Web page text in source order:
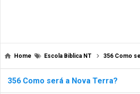
Home Escola Biblica NT 356 Como
356 Como será a Nova Terra?